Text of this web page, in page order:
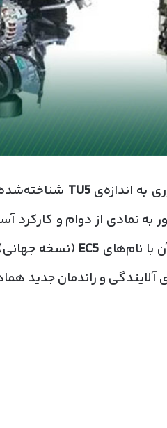
به اندازه‌یTU5
به نمادی از دوام و
با نام‌های EC5 (نسخه
آلایندگی و راندمان جدید